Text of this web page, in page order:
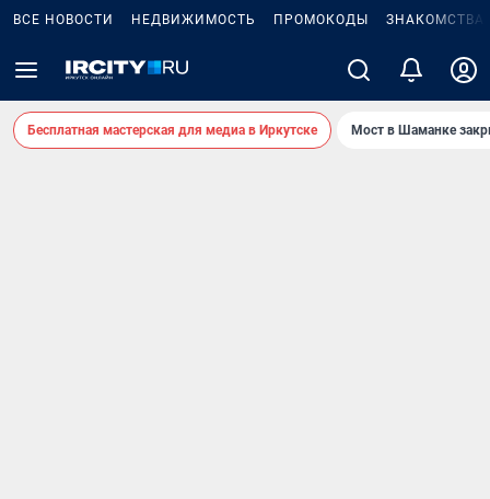
ВСЕ НОВОСТИ НЕДВИЖИМОСТЬ ПРОМОКОДЫ ЗНАКОМСТВА
Бесплатная мастерская для медиа в Иркутске Мост в Шаманке